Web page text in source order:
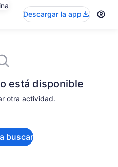
Descargar la app
está disponible
otra actividad.
buscar